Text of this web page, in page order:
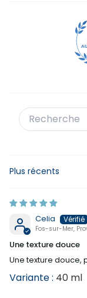
Sort by
Celia
Fos-sur-Mer,
Une texture douce
Une texture douce,
40 ml